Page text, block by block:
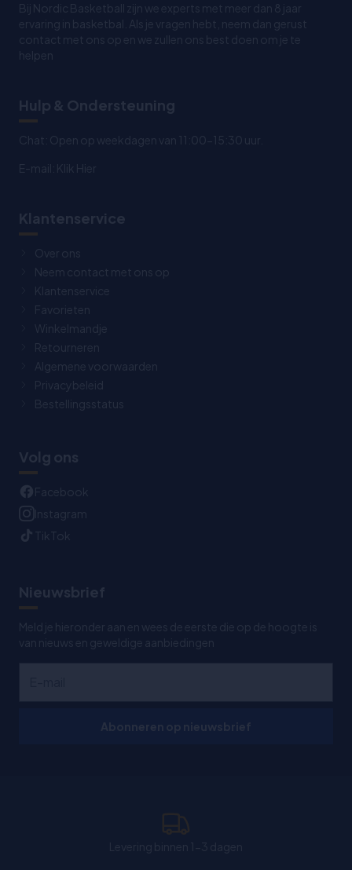
Bij Nordic Basketball zijn we experts met meer dan 8 jaar
ervaring in basketbal. Als je vragen hebt, neem dan gerust
contact met ons op en we zullen ons best doen om je te
helpen
Hulp & Ondersteuning
Chat: Open op weekdagen van 11:00-15:30 uur.
E-mail: Klik Hier
Klantenservice
Over ons
Neem contact met ons op
Klantenservice
Favorieten
Winkelmandje
Retourneren
Algemene voorwaarden
Privacybeleid
Bestellingsstatus
Volg ons
Facebook
Instagram
TikTok
Nieuwsbrief
Meld je hieronder aan en wees de eerste die op de hoogte is
van nieuws en geweldige aanbiedingen